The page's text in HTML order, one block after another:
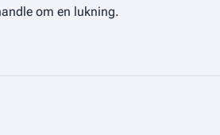
om en lukning.